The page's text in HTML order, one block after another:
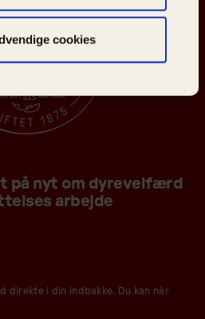
cookies
på nyt om dyrevelfærd
arbejde
direkte i din indbakke. Du kan når